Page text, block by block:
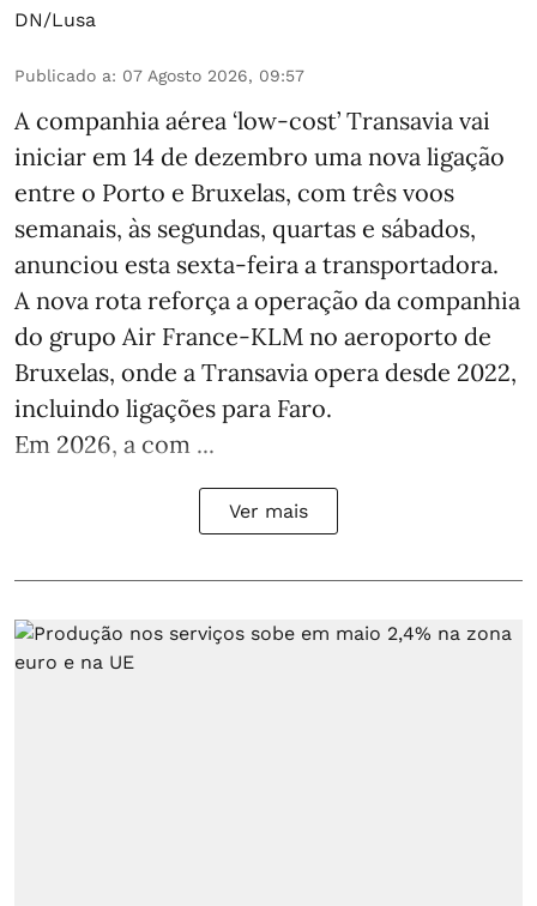
DN/Lusa
Publicado a: 07 Agosto 2026, 09:57
A companhia aérea ‘low-cost’ Transavia vai
iniciar em 14 de dezembro uma nova ligação
entre o Porto e Bruxelas, com três voos
semanais, às segundas, quartas e sábados,
anunciou esta sexta-feira a transportadora.
A nova rota reforça a operação da companhia
do grupo Air France-KLM no aeroporto de
Bruxelas, onde a Transavia opera desde 2022,
incluindo ligações para Faro.
Em 2026, a com ...
Ver mais